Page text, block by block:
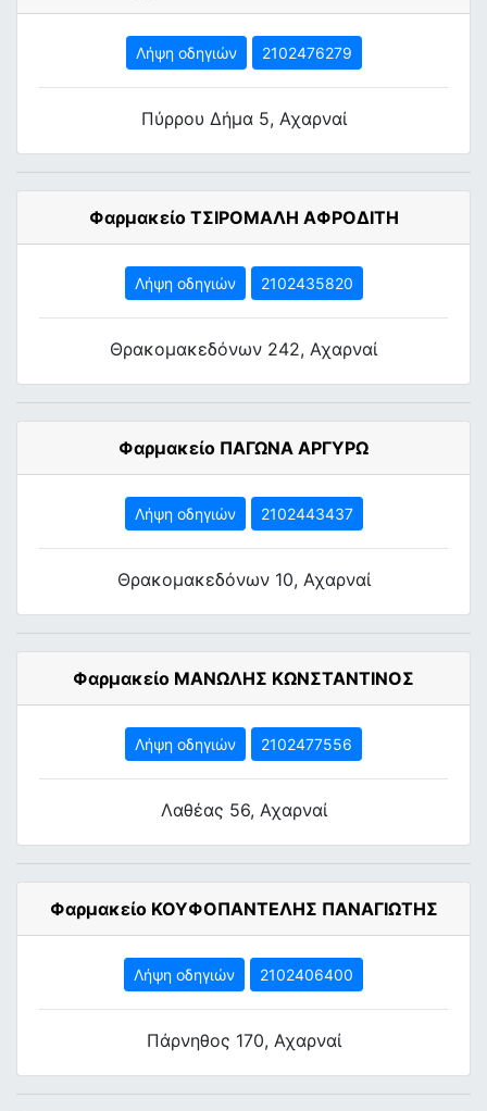
Λήψη οδηγιών 2102476279
Πύρρου Δήμα 5, Αχαρναί
Φαρμακείο ΤΣΙΡΟΜΑΛΗ ΑΦΡΟΔΙΤΗ
Λήψη οδηγιών 2102435820
Θρακομακεδόνων 242, Αχαρναί
Φαρμακείο ΠΑΓΩΝΑ ΑΡΓΥΡΩ
Λήψη οδηγιών 2102443437
Θρακομακεδόνων 10, Αχαρναί
Φαρμακείο ΜΑΝΩΛΗΣ ΚΩΝΣΤΑΝΤΙΝΟΣ
Λήψη οδηγιών 2102477556
Λαθέας 56, Αχαρναί
Φαρμακείο ΚΟΥΦΟΠΑΝΤΕΛΗΣ ΠΑΝΑΓΙΩΤΗΣ
Λήψη οδηγιών 2102406400
Πάρνηθος 170, Αχαρναί